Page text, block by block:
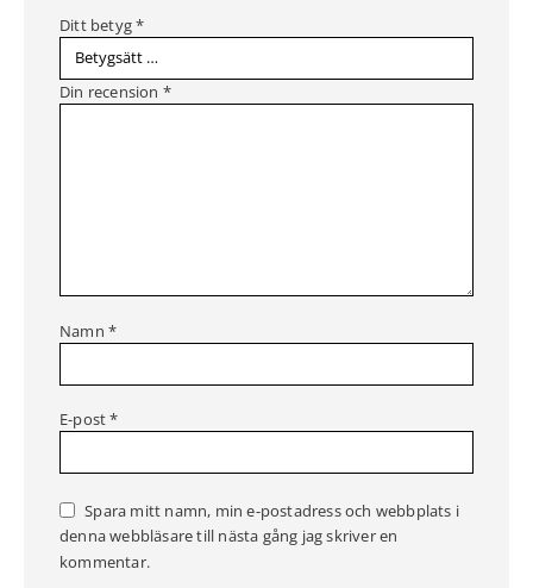
Ditt betyg*
Din recension *
Namn *
E-post*
Spara mitt namn, min e-postadress och webbplats i
denna webbläsare till nästa gång jag skriver en
kommentar.